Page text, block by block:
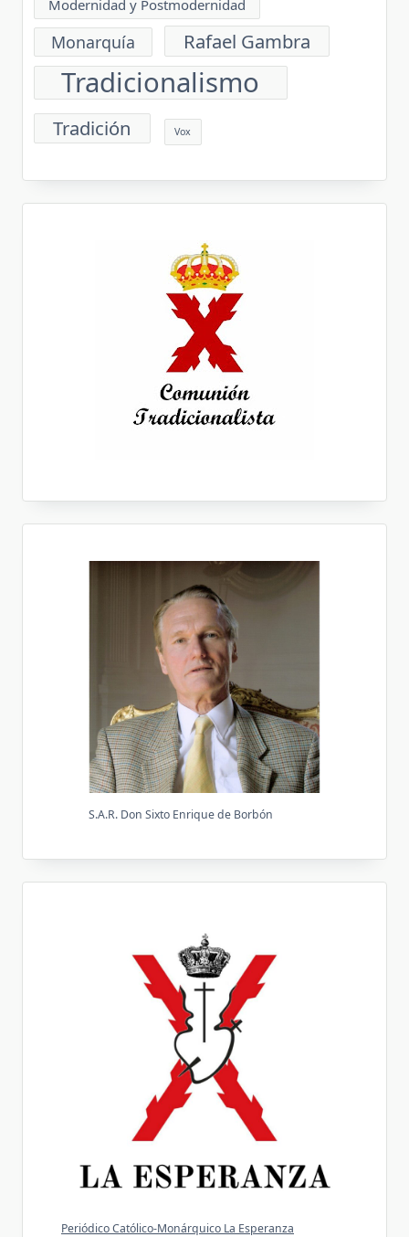
Modernidad y Postmodernidad
Monarquía Rafael Gambra
Tradicionalismo
Tradición Vox
S.A.R. Don Sixto Enrique de Borbón
Periódico Católico-Monárquico La Esperanza